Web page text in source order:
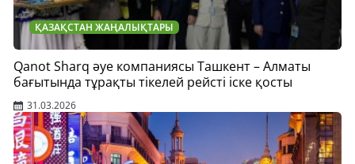
ҚАЗАҚСТАН ЖАҢАЛЫҚТАРЫ
Qanot Sharq әуе компаниясы Ташкент – Алматы
бағытында тұрақты тікелей рейсті іске қосты
31.03.2026